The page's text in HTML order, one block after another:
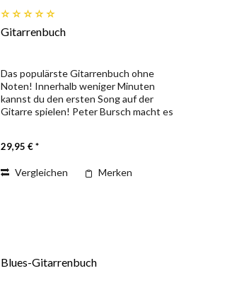
Gitarrenbuch
Das populärste Gitarrenbuch ohne
Noten! Innerhalb weniger Minuten
kannst du den ersten Song auf der
Gitarre spielen! Peter Bursch macht es
und Profigitarristen, die mit...
29,95 € *
Vergleichen Merken
Blues-Gitarrenbuch